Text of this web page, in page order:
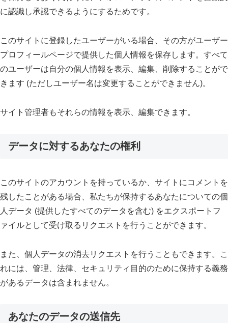
に認識し承認できるようにするためです。
このサイトに登録したユーザーがいる場合、その方がユーザー
プロフィールページで提供した個人情報を保存します。すべて
のユーザーは自分の個人情報を表示、編集、削除することがで
きます (ただしユーザー名は変更することができません)。
サイト管理者もそれらの情報を表示、編集できます。
データに対するあなたの権利
このサイトのアカウントを持っているか、サイトにコメントを
残したことがある場合、私たちが保持するあなたについての個
人データ (提供したすべてのデータを含む) をエクスポートフ
ァイルとして受け取るリクエストを行うことができます。
また、個人データの消去リクエストを行うこともできます。こ
れには、管理、法律、セキュリティ目的のために保持する義務
があるデータは含まれません。
あなたのデータの送信先